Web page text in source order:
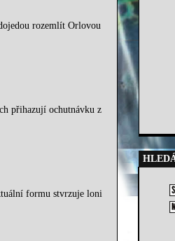
rozemlít Orlovou
přihazují ochutnávku z
formu stvrzuje loni